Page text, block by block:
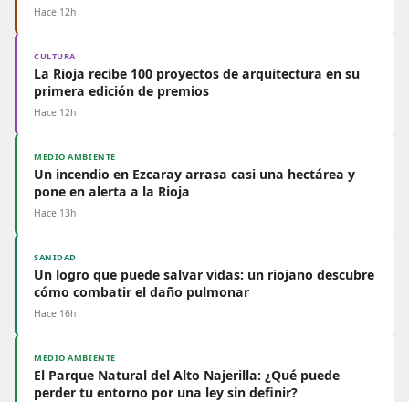
Hace 12h
CULTURA
La Rioja recibe 100 proyectos de arquitectura en su
primera edición de premios
Hace 12h
MEDIO AMBIENTE
Un incendio en Ezcaray arrasa casi una hectárea y
pone en alerta a la Rioja
Hace 13h
SANIDAD
Un logro que puede salvar vidas: un riojano descubre
cómo combatir el daño pulmonar
Hace 16h
MEDIO AMBIENTE
El Parque Natural del Alto Najerilla: ¿Qué puede
perder tu entorno por una ley sin definir?